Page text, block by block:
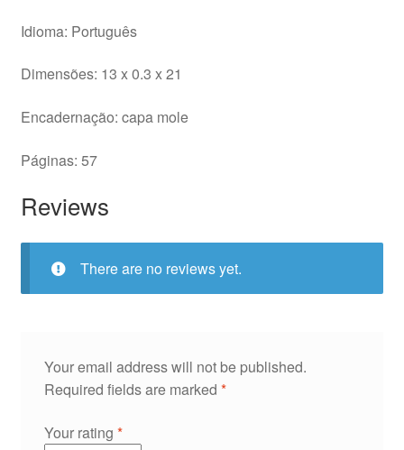
Idioma: Português
Dimensões: 13 x 0.3 x 21
Encadernação: capa mole
Páginas: 57
Reviews
There are no reviews yet.
Your email address will not be published.
Required fields are marked *
Your rating *